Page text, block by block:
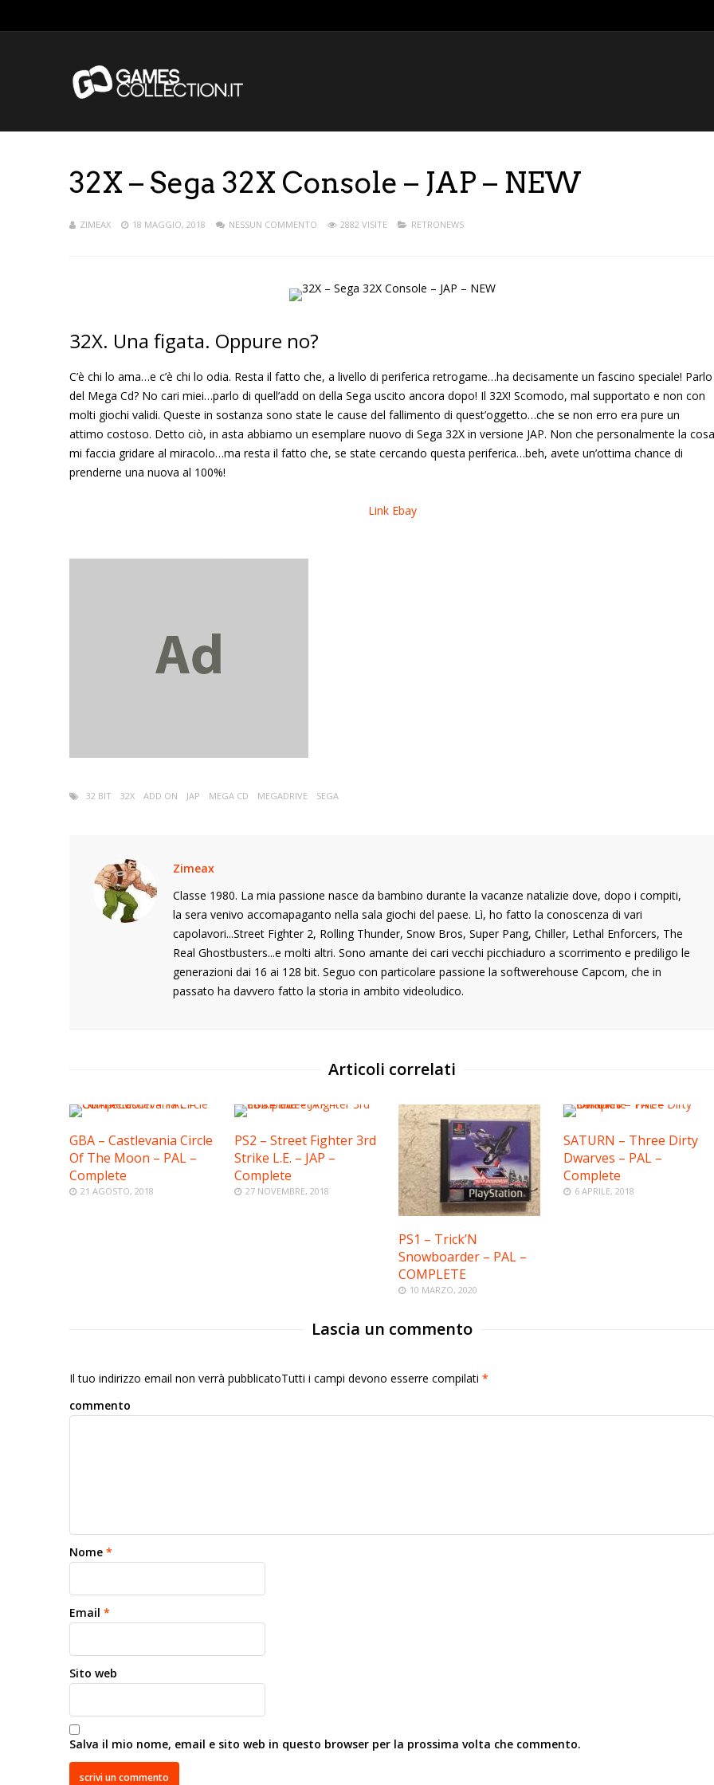
32X – Sega 32X Console – JAP – NEW
ZIMEAX 18 MAGGIO, 2018 NESSUN COMMENTO 2882 VISITE RETRONEWS
32X. Una figata. Oppure no?
C’è chi lo ama…e c’è chi lo odia. Resta il fatto che, a livello di periferica retrogame…ha decisamente un fascino speciale! Parlo
del Mega Cd? No cari miei…parlo di quell’add on della Sega uscito ancora dopo! Il 32X! Scomodo, mal supportato e non con
molti giochi validi. Queste in sostanza sono state le cause del fallimento di quest’oggetto…che se non erro era pure un
attimo costoso. Detto ciò, in asta abbiamo un esemplare nuovo di Sega 32X in versione JAP. Non che personalmente la cosa
mi faccia gridare al miracolo…ma resta il fatto che, se state cercando questa periferica…beh, avete un’ottima chance di
prenderne una nuova al 100%!
Link Ebay
32 BIT 32X ADD ON JAP MEGA CD MEGADRIVE SEGA
Zimeax
Classe 1980. La mia passione nasce da bambino durante la vacanze natalizie dove, dopo i compiti,
la sera venivo accomapaganto nella sala giochi del paese. Lì, ho fatto la conoscenza di vari
capolavori...Street Fighter 2, Rolling Thunder, Snow Bros, Super Pang, Chiller, Lethal Enforcers, The
Real Ghostbusters...e molti altri. Sono amante dei cari vecchi picchiaduro a scorrimento e prediligo le
generazioni dai 16 ai 128 bit. Seguo con particolare passione la softwerehouse Capcom, che in
passato ha davvero fatto la storia in ambito videoludico.
Articoli correlati
GBA – Castlevania Circle
Of The Moon – PAL –
Complete
21 AGOSTO, 2018
PS2 – Street Fighter 3rd
Strike L.E. – JAP –
Complete
27 NOVEMBRE, 2018
PS1 – Trick’N
Snowboarder – PAL –
COMPLETE
10 MARZO, 2020
SATURN – Three Dirty
Dwarves – PAL –
Complete
6 APRILE, 2018
Lascia un commento
Il tuo indirizzo email non verrà pubblicatoTutti i campi devono esserre compilati *
commento
Nome *
Email *
Sito web
Salva il mio nome, email e sito web in questo browser per la prossima volta che commento.